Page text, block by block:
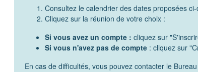
Consultez le calendrier des dates proposées
Cliquez sur la réunion de votre choix :
Si vous avez un compte : cliquez sur
Si vous n'avez pas de compte : cliquez sur
En cas de difficultés, vous pouvez contacter le